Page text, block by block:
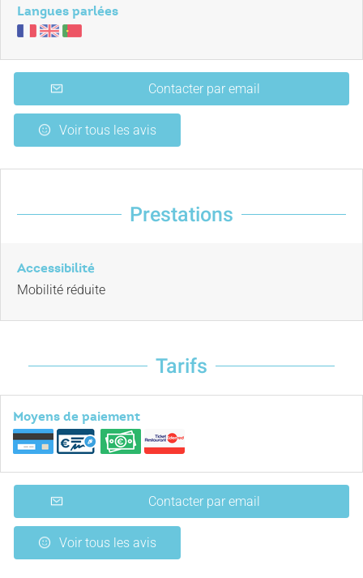
Langues parlées
Contacter par email
Voir tous les avis
Prestations
Accessibilité
Mobilité réduite
Tarifs
Moyens de paiement
Contacter par email
Voir tous les avis